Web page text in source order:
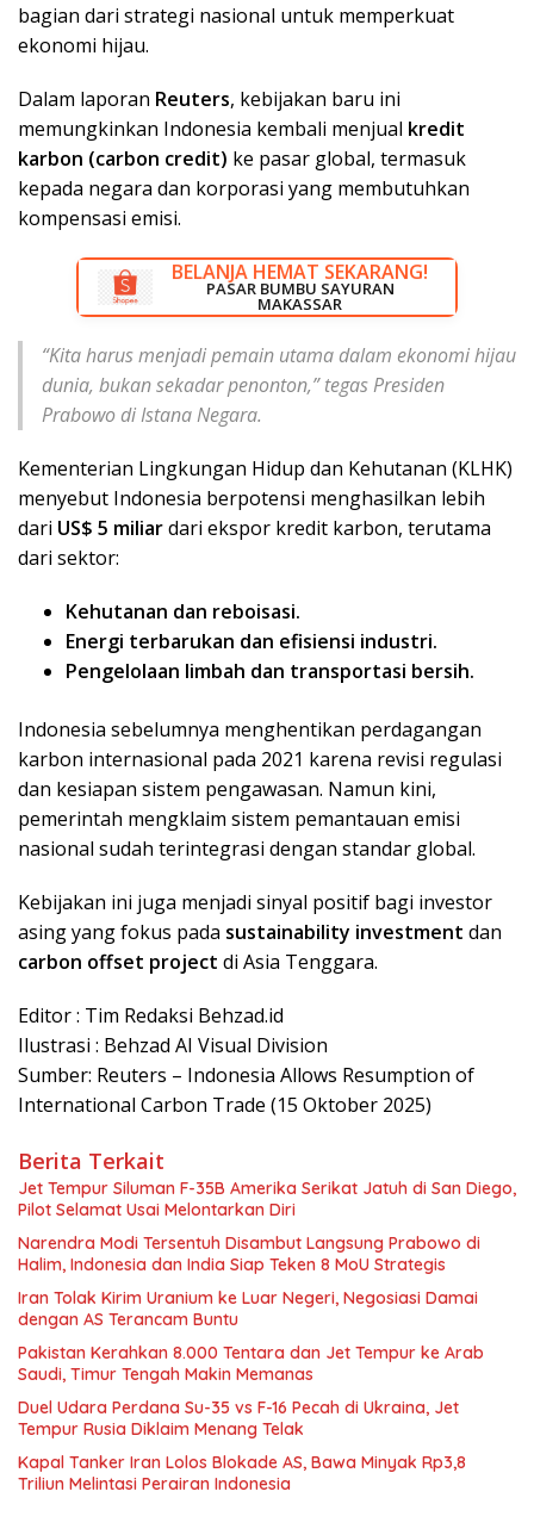
bagian dari strategi nasional untuk memperkuat
ekonomi hijau.
Dalam laporan Reuters, kebijakan baru ini
memungkinkan Indonesia kembali menjual kredit
karbon (carbon credit) ke pasar global, termasuk
kepada negara dan korporasi yang membutuhkan
kompensasi emisi.
DISKON BESAR SEKARANG!
RUMAH LISTRIK MAKASSAR
BELANJA HEMAT SEKARANG!
PASAR BUMBU SAYURAN
MAKASSAR
“Kita harus menjadi pemain utama dalam ekonomi hijau
dunia, bukan sekadar penonton,” tegas Presiden
Prabowo di Istana Negara.
Kementerian Lingkungan Hidup dan Kehutanan (KLHK)
menyebut Indonesia berpotensi menghasilkan lebih
dari US$ 5 miliardari ekspor kredit karbon, terutama
dari sektor:
Kehutanan dan reboisasi.
Energi terbarukan dan efisiensi industri.
Pengelolaan limbah dan transportasi bersih.
Indonesia sebelumnya menghentikan perdagangan
karbon internasional pada 2021 karena revisi regulasi
dan kesiapan sistem pengawasan. Namun kini,
pemerintah mengklaim sistem pemantauan emisi
nasional sudah terintegrasi dengan standar global.
Kebijakan ini juga menjadi sinyal positif bagi investor
asing yang fokus pada sustainability investment dan
carbon offset project di Asia Tenggara.
Editor : Tim Redaksi Behzad.id
Ilustrasi : Behzad AI Visual Division
Sumber: Reuters – Indonesia Allows Resumption of
International Carbon Trade (15 Oktober 2025)
Berita Terkait
Jet Tempur Siluman F-35B Amerika Serikat Jatuh di San Diego,
Pilot Selamat Usai Melontarkan Diri
Narendra Modi Tersentuh Disambut Langsung Prabowo di
Halim, Indonesia dan India Siap Teken 8 MoU Strategis
Iran Tolak Kirim Uranium ke Luar Negeri, Negosiasi Damai
dengan AS Terancam Buntu
Pakistan Kerahkan 8.000 Tentara dan Jet Tempur ke Arab
Saudi, Timur Tengah Makin Memanas
Duel Udara Perdana Su-35 vs F-16 Pecah di Ukraina, Jet
Tempur Rusia Diklaim Menang Telak
Kapal Tanker Iran Lolos Blokade AS, Bawa Minyak Rp3,8
Triliun Melintasi Perairan Indonesia